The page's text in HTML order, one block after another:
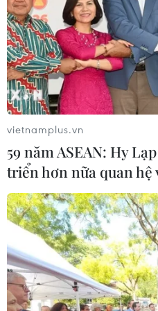
05/08/2026 22:58
Tổng Bí thư, Chủ tịch
lệnh Bộ Chỉ huy Thái Bình
Hoa Kỳ
05/08/2026 12:29
Mỹ truy tố đối tượng bị
golf của Tổng thống
05/08/2026 06:57
Mỹ cấm xuất khẩu vật
và phế liệu vonfram
05/08/2026 06:53
vietnamplus.vn
59 năm ASEAN: Hy
triển hơn nữa quan hệ